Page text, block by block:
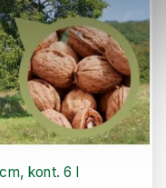
kont. 6 l